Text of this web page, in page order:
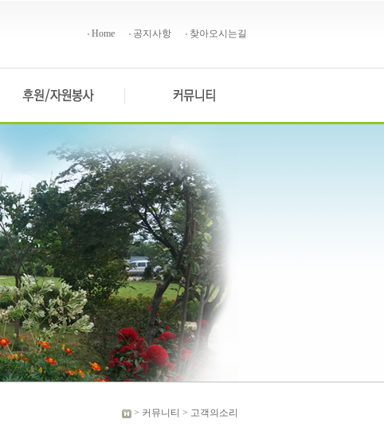
Home 공지사항 찾아오시는길
> 커뮤니티 > 고객의소리